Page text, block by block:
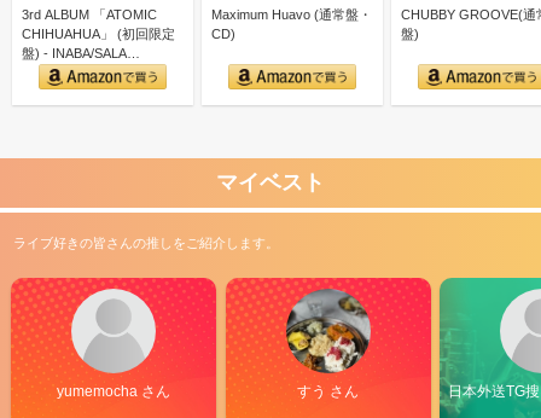
3rd ALBUM 「ATOMIC
CHIHUAHUA」 (初回限定
盤) - INABA/SALA…
Maximum Huavo (通常盤・
CD)
CHUBBY GROOVE(通
盤)
マイベスト
ライブ好きの皆さんの推しをご紹介します。
yumemocha さん すう さん 日本外送TG